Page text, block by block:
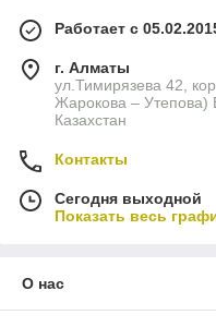
Работает с
г. Алматы
ул.Тимирязева 42,
Жарокова – Утепова)
Казахстан
Контакты
Сегодня выходной
Показать весь
О нас